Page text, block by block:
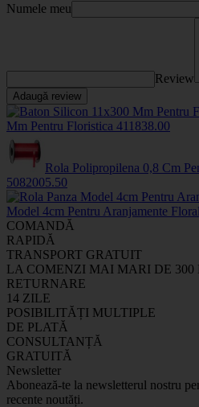
Numele meu
Review
Adaugă review
Mm Pentru Floristica 411838.00
Rola Polipropilena 0,8 Cm
5082005.50
Model 4cm Pentru Aranjamente
COMANDĂ
RAPIDĂ
TRANSPORT GRATUIT
LA COMENZI MAI MARI DE 300
RETURNARE
14 ZILE
POSIBILITĂȚI MULTIPLE
DE PLATĂ
CONSULTANȚĂ
GRATUITĂ
Newsletter
Abonează-te la newsletterul nostru
recente noutăți.